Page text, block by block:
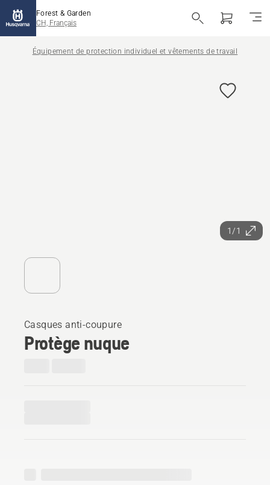
Forest & Garden
CH, Français
Équipement de protection individuel et vêtements de travail
1/1
Casques anti-coupure
Protège nuque